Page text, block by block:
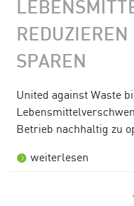
REDUZIEREN
SPAREN
United against Waste
Betrieb nachhaltig zu
weiterlesen